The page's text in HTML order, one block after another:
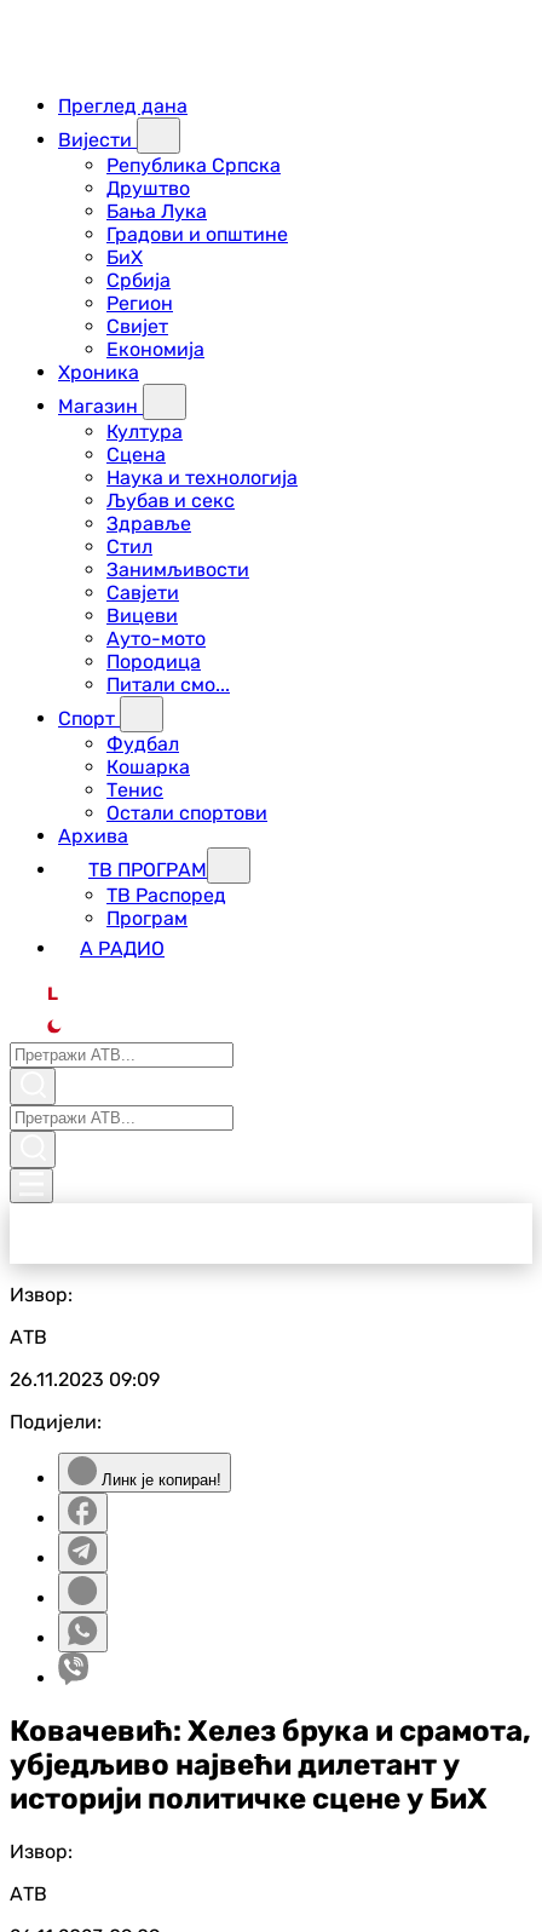
Преглед дана
Вијести
Република Српска
Друштво
Бања Лука
Градови и општине
БиХ
Србија
Регион
Свијет
Економија
Хроника
Магазин
Култура
Сцена
Наука и технологија
Љубав и секс
Здравље
Стил
Занимљивости
Савјети
Вицеви
Ауто-мото
Породица
Питали смо...
Спорт
Фудбал
Кошарка
Тенис
Остали спортови
Архива
ТВ ПРОГРАМ
ТВ Распоред
Програм
А РАДИО
L
Извор:
АТВ
26.11.2023 09:09
Подијели:
Линк је копиран!
Ковачевић: Хелез брука и срамота,
убједљиво највећи дилетант у
историји политичке сцене у БиХ
Извор:
АТВ